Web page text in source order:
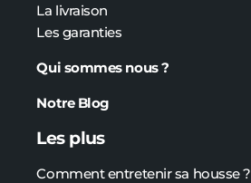
La livraison
Les garanties
Qui sommes nous ?
Notre Blog
Les plus
Comment entretenir sa housse ?